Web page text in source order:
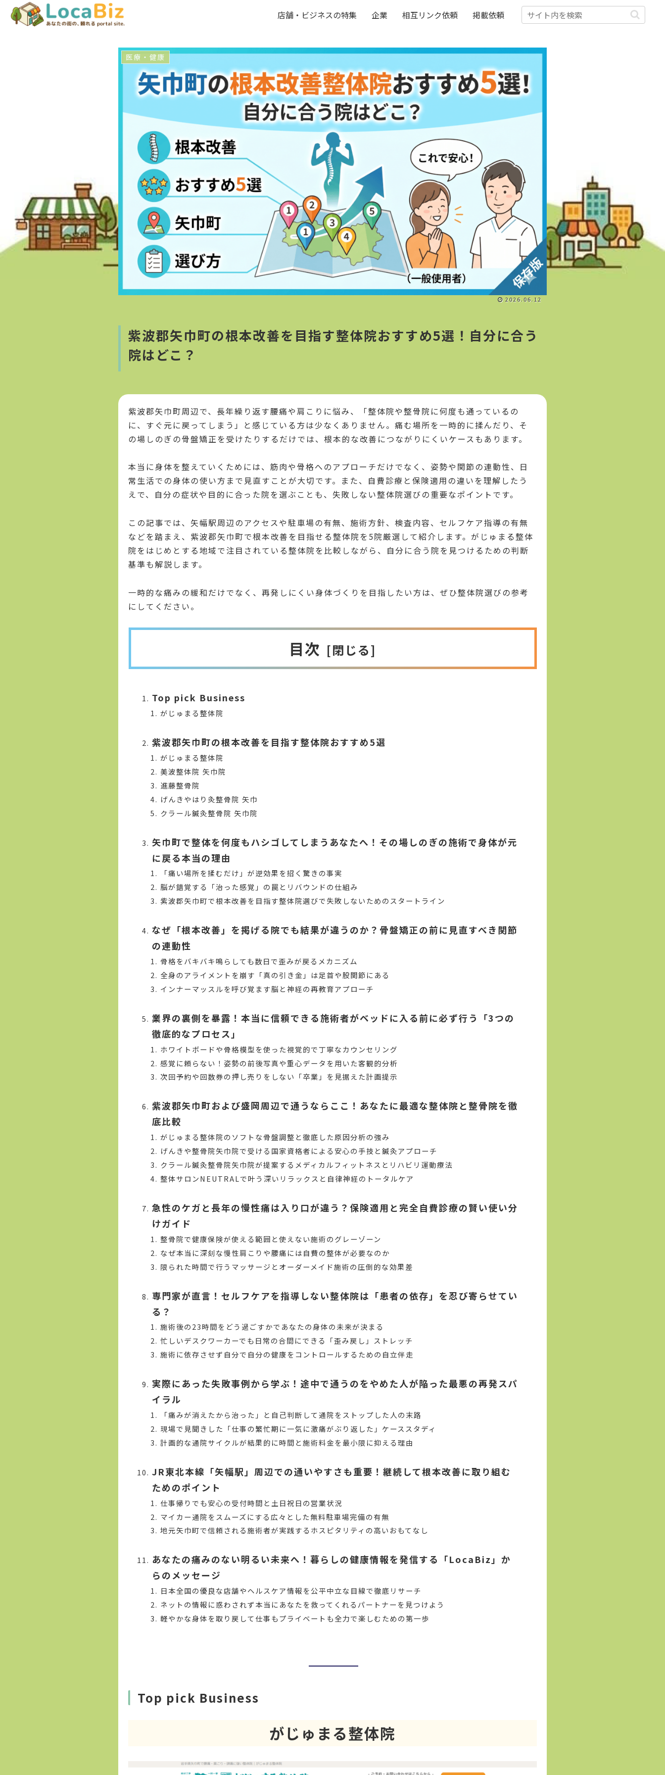
店舗・ビジネスの特集 企業 相互リンク依頼 掲載依頼
紫波郡矢巾町の根本改善を目指す整体院おすすめ5選！自分に合う
院はどこ？
医療・健康
2026.06.12
紫波郡矢巾町周辺で、長年繰り返す腰痛や肩こりに悩み、「整体院や整骨院に何度も通っているの
に、すぐ元に戻ってしまう」と感じている方は少なくありません。痛む場所を一時的に揉んだり、そ
の場しのぎの骨盤矯正を受けたりするだけでは、根本的な改善につながりにくいケースもあります。
本当に身体を整えていくためには、筋肉や骨格へのアプローチだけでなく、姿勢や関節の連動性、日
常生活での身体の使い方まで見直すことが大切です。また、自費診療と保険適用の違いを理解したう
えで、自分の症状や目的に合った院を選ぶことも、失敗しない整体院選びの重要なポイントです。
この記事では、矢幅駅周辺のアクセスや駐車場の有無、施術方針、検査内容、セルフケア指導の有無
などを踏まえ、紫波郡矢巾町で根本改善を目指せる整体院を5院厳選して紹介します。がじゅまる整体
院をはじめとする地域で注目されている整体院を比較しながら、自分に合う院を見つけるための判断
基準も解説します。
一時的な痛みの緩和だけでなく、再発しにくい身体づくりを目指したい方は、ぜひ整体院選びの参考
にしてください。
目次
Top pick Business
がじゅまる整体院
紫波郡矢巾町の根本改善を目指す整体院おすすめ5選
がじゅまる整体院
美波整体院 矢巾院
進藤整骨院
げんきやはり灸整骨院 矢巾
クラール鍼灸整骨院 矢巾院
矢巾町で整体を何度もハシゴしてしまうあなたへ！その場しのぎの施術で身体が元
に戻る本当の理由
「痛い場所を揉むだけ」が逆効果を招く驚きの事実
脳が錯覚する「治った感覚」の罠とリバウンドの仕組み
紫波郡矢巾町で根本改善を目指す整体院選びで失敗しないためのスタートライン
なぜ「根本改善」を掲げる院でも結果が違うのか？骨盤矯正の前に見直すべき関節
の連動性
骨格をバキバキ鳴らしても数日で歪みが戻るメカニズム
全身のアライメントを崩す「真の引き金」は足首や股関節にある
インナーマッスルを呼び覚ます脳と神経の再教育アプローチ
業界の裏側を暴露！本当に信頼できる施術者がベッドに入る前に必ず行う「3つの
徹底的なプロセス」
ホワイトボードや骨格模型を使った視覚的で丁寧なカウンセリング
感覚に頼らない！姿勢の前後写真や重心データを用いた客観的分析
次回予約や回数券の押し売りをしない「卒業」を見据えた計画提示
紫波郡矢巾町および盛岡周辺で通うならここ！あなたに最適な整体院と整骨院を徹
底比較
がじゅまる整体院のソフトな骨盤調整と徹底した原因分析の強み
げんきや整骨院矢巾院で受ける国家資格者による安心の手技と鍼灸アプローチ
クラール鍼灸整骨院矢巾院が提案するメディカルフィットネスとリハビリ運動療法
整体サロンNEUTRALで叶う深いリラックスと自律神経のトータルケア
急性のケガと長年の慢性痛は入り口が違う？保険適用と完全自費診療の賢い使い分
けガイド
整骨院で健康保険が使える範囲と使えない施術のグレーゾーン
なぜ本当に深刻な慢性肩こりや腰痛には自費の整体が必要なのか
限られた時間で行うマッサージとオーダーメイド施術の圧倒的な効果差
専門家が直言！セルフケアを指導しない整体院は「患者の依存」を忍び寄らせてい
る？
施術後の23時間をどう過ごすかであなたの身体の未来が決まる
忙しいデスクワーカーでも日常の合間にできる「歪み戻し」ストレッチ
施術に依存させず自分で自分の健康をコントロールするための自立伴走
実際にあった失敗事例から学ぶ！途中で通うのをやめた人が陥った最悪の再発スパ
イラル
「痛みが消えたから治った」と自己判断して通院をストップした人の末路
現場で見聞きした「仕事の繁忙期に一気に激痛がぶり返した」ケーススタディ
計画的な通院サイクルが結果的に時間と施術料金を最小限に抑える理由
JR東北本線「矢幅駅」周辺での通いやすさも重要！継続して根本改善に取り組む
ためのポイント
仕事帰りでも安心の受付時間と土日祝日の営業状況
マイカー通院をスムーズにする広々とした無料駐車場完備の有無
地元矢巾町で信頼される施術者が実践するホスピタリティの高いおもてなし
あなたの痛みのない明るい未来へ！暮らしの健康情報を発信する「LocaBiz」か
らのメッセージ
日本全国の優良な店舗やヘルスケア情報を公平中立な目線で徹底リサーチ
ネットの情報に惑わされず本当にあなたを救ってくれるパートナーを見つけよう
軽やかな身体を取り戻して仕事もプライベートも全力で楽しむための第一歩
Top pick Business
がじゅまる整体院